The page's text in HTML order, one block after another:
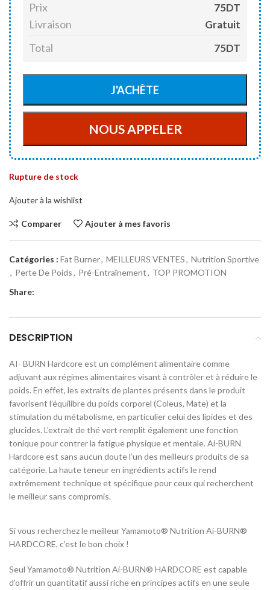
Prix 75DT
Livraison Gratuit
Total 75DT
Rupture de stock
Ajouter à la wishlist
Comparer Ajouter à mes favoris
Catégories : Fat Burner, MEILLEURS VENTES, Nutrition Sportive
, Perte De Poids, Pré-Entraînement, TOP PROMOTION
Share:
DESCRIPTION
AI- BURN Hardcore est un complément alimentaire comme
adjuvant aux régimes alimentaires visant à contrôler et à réduire le
poids. En effet, les extraits de plantes présents dans le produit
favorisent l’équilibre du poids corporel (Coleus, Mate) et la
stimulation du métabolisme, en particulier celui des lipides et des
glucides. L’extrait de thé vert remplit également une fonction
tonique pour contrer la fatigue physique et mentale. Ai-BURN
Hardcore est sans aucun doute l’un des meilleurs produits de sa
catégorie. La haute teneur en ingrédients actifs le rend
extrêmement technique et spécifique pour ceux qui recherchent
le meilleur sans compromis.
Si vous recherchez le meilleur Yamamoto® Nutrition Ai-BURN®
HARDCORE, c’est le bon choix !
Seul Yamamoto® Nutrition Ai-BURN® HARDCORE est capable
d’offrir un quantitatif aussi riche en principes actifs en une seule